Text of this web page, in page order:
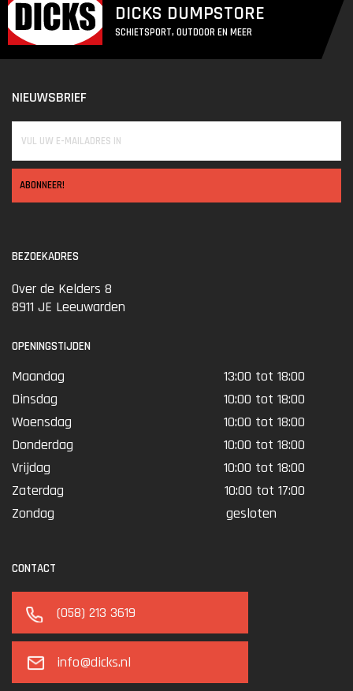
DICKS DUMPSTORE
SCHIETSPORT, OUTDOOR EN MEER
NIEUWSBRIEF
ABONNEER!
BEZOEKADRES
Over de Kelders 8
8911 JE Leeuwarden
OPENINGSTIJDEN
Maandag
13:00 tot 18:00
Dinsdag
10:00 tot 18:00
Woensdag
10:00 tot 18:00
Donderdag
10:00 tot 18:00
Vrijdag
10:00 tot 18:00
Zaterdag
10:00 tot 17:00
Zondag
gesloten
CONTACT
(058) 213 3619
info@dicks.nl